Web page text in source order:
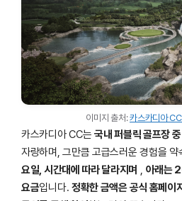
이미지 출처:카스카디아
카스카디아 CC는 국내 퍼블릭 골프장
자랑하며, 그만큼 고급스러운 경험을 약
요일, 시간대에 따라 달라지며 , 아래는
요금입니다. 정확한 금액은 공식 홈페이